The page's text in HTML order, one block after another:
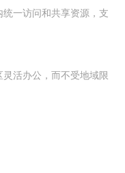
一访问和共享资源，支
活办公，而不受地域限